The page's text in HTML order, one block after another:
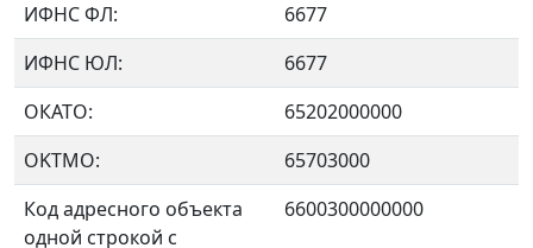
ИФНС ФЛ:
6677
ИФНС ЮЛ:
6677
ОКАТО:
65202000000
OKTMO:
65703000
Код адресного объекта
одной строкой с
6600300000000